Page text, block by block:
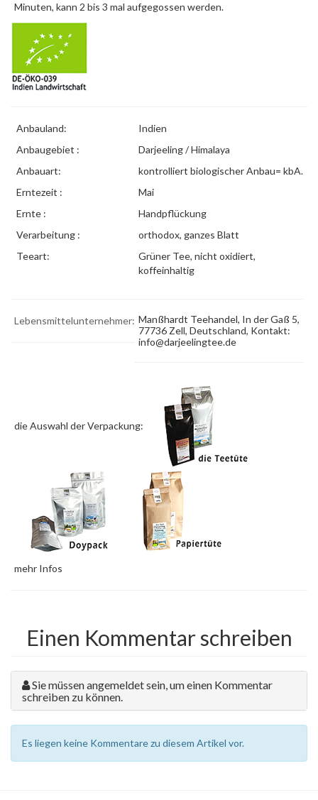
Minuten, kann 2 bis 3 mal aufgegossen werden.
Anbauland:
Indien
Anbaugebiet :
Darjeeling / Himalaya
Anbauart:
kontrolliert biologischer Anbau= kbA.
Erntezeit :
Mai
Ernte :
Handpflückung
Verarbeitung :
orthodox, ganzes Blatt
Teeart:
Grüner Tee, nicht oxidiert,
koffeinhaltig
Lebensmittelunternehmer: Manßhardt Teehandel, In der Gaß 5,
77736 Zell, Deutschland, Kontakt:
info@darjeelingtee.de
die Auswahl der Verpackung:
mehr Infos
Einen Kommentar schreiben
Sie müssen angemeldet sein, um einen Kommentar
schreiben zu können.
Es liegen keine Kommentare zu diesem Artikel vor.